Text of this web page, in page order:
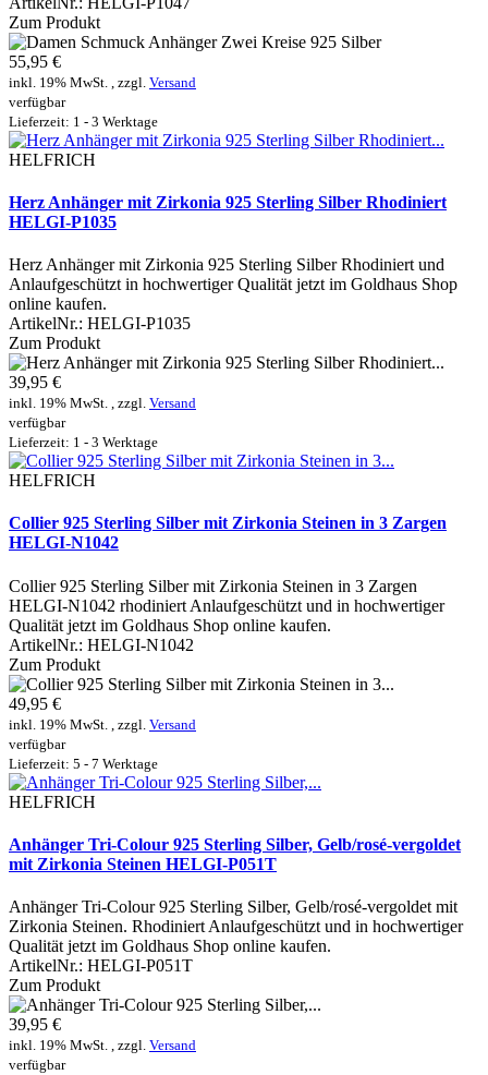
Zum Produkt
55,95 €
inkl. 19% MwSt. , zzgl. Versand
verfügbar
Lieferzeit: 1 - 3 Werktage
HELFRICH
Herz Anhänger mit Zirkonia 925 Sterling Silber Rhodiniert
HELGI-P1035
Herz Anhänger mit Zirkonia 925 Sterling Silber Rhodiniert und
Anlaufgeschützt in hochwertiger Qualität jetzt im Goldhaus Shop
online kaufen.
ArtikelNr.: HELGI-P1035
Zum Produkt
39,95 €
inkl. 19% MwSt. , zzgl. Versand
verfügbar
Lieferzeit: 1 - 3 Werktage
HELFRICH
Collier 925 Sterling Silber mit Zirkonia Steinen in 3 Zargen
HELGI-N1042
Collier 925 Sterling Silber mit Zirkonia Steinen in 3 Zargen
HELGI-N1042 rhodiniert Anlaufgeschützt und in hochwertiger
Qualität jetzt im Goldhaus Shop online kaufen.
ArtikelNr.: HELGI-N1042
Zum Produkt
49,95 €
inkl. 19% MwSt. , zzgl. Versand
verfügbar
Lieferzeit: 5 - 7 Werktage
HELFRICH
Anhänger Tri-Colour 925 Sterling Silber, Gelb/rosé-vergoldet
mit Zirkonia Steinen HELGI-P051T
Anhänger Tri-Colour 925 Sterling Silber, Gelb/rosé-vergoldet mit
Zirkonia Steinen. Rhodiniert Anlaufgeschützt und in hochwertiger
Qualität jetzt im Goldhaus Shop online kaufen.
ArtikelNr.: HELGI-P051T
Zum Produkt
39,95 €
inkl. 19% MwSt. , zzgl. Versand
verfügbar